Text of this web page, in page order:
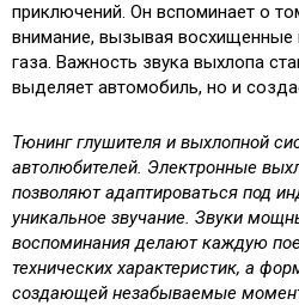
приключений. Он вспоминает о
внимание, вызывая восхищенные
газа. Важность звука выхлопа
выделяет автомобиль, но и
Тюнинг глушителя и выхлопной
автолюбителей. Электронные
позволяют адаптироваться под
уникальное звучание. Звуки
воспоминания делают каждую
технических характеристик, а
создающей незабываемые